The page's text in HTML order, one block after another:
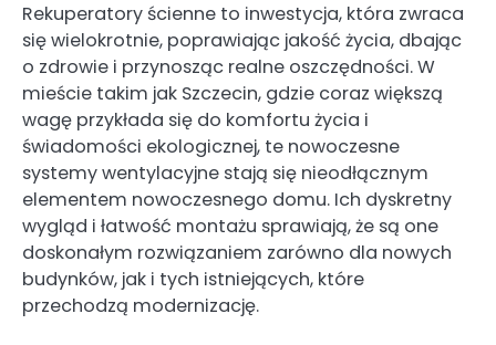
Rekuperatory ścienne to inwestycja, która zwraca
się wielokrotnie, poprawiając jakość życia, dbając
o zdrowie i przynosząc realne oszczędności. W
mieście takim jak Szczecin, gdzie coraz większą
wagę przykłada się do komfortu życia i
świadomości ekologicznej, te nowoczesne
systemy wentylacyjne stają się nieodłącznym
elementem nowoczesnego domu. Ich dyskretny
wygląd i łatwość montażu sprawiają, że są one
doskonałym rozwiązaniem zarówno dla nowych
budynków, jak i tych istniejących, które
przechodzą modernizację.